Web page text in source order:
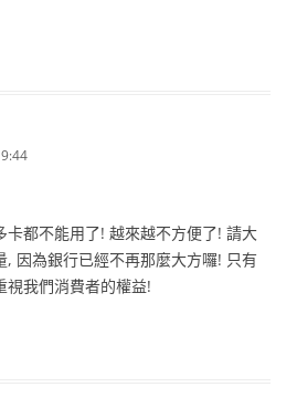
卡都不能用了! 越來越不方便了! 請大
, 因為銀行已經不再那麼大方囉! 只有
視我們消費者的權益!